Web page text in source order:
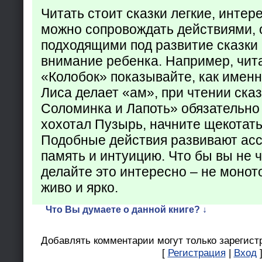
Читать стоит сказки легкие,
можно сопровождать действиями,
подходящими под развитие
внимание ребенка. Например,
«Колобок» показывайте, как
Лиса делает «ам», при чтении
Соломинка и Лапоть»
хохотал Пузырь, начните
Подобные действия развивают
память и интуицию. Что бы вы не
делайте это интересно – не
живо и ярко.
Что Вы думаете о данной книге? ↓
Добавлять комментарии могут только
[ Регистрация | Вход ]